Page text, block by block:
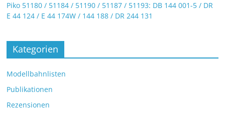
Piko 51180 / 51184 / 51190 / 51187 / 51193: DB 144 001-5 / DR
E 44 124 / E 44 174W / 144 188 / DR 244 131
Kategorien
Modellbahnlisten
Publikationen
Rezensionen